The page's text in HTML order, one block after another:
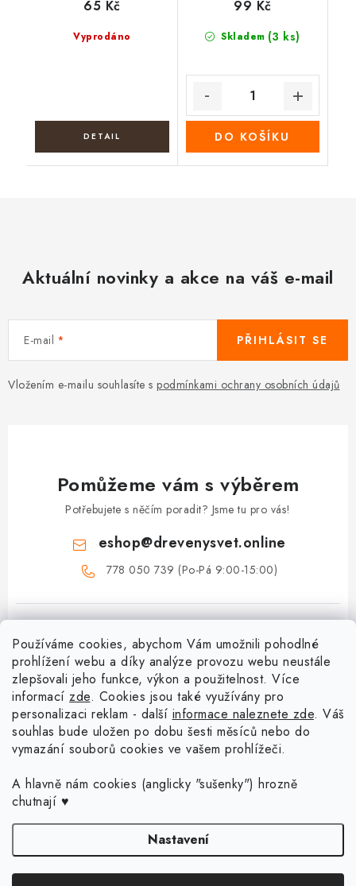
Používáme cookies, abychom Vám umožnili pohodlné
prohlížení webu a díky analýze provozu webu neustále
zlepšovali jeho funkce, výkon a použitelnost. Více
informací zde. Cookies jsou také využívány pro
personalizaci reklam - další informace naleznete zde. Váš
souhlas bude uložen po dobu šesti měsíců nebo do
vymazání souborů cookies ve vašem prohlížeči.
A hlavně nám cookies (anglicky "sušenky") hrozně
chutnají ♥
Nastavení
Vyprodáno
65 Kč
Skladem (3 ks)
99 Kč
DO KOŠÍKU
Aktuální novinky a akce na váš e-mail
E-mail
Vložením e-mailu souhlasíte s podmínkami ochrany osobních údajů
PŘIHLÁSIT SE
Pomůžeme vám s výběrem
Potřebujete s něčím poradit? Jsme tu pro vás!
eshop@drevenysvet.online
778 050 739 (Po-Pá 9:00-15:00)
Menu
Doprava a platba
Vrácení zboží a reklamace
Kontakt
Blog o háčkování a pletení
Proč se může odstín příze Woody časem změnit?
Sady pro začátečníky - Jak začít s háčkováním?
Háčkování košíků - návody
Jak háčkovat s neviditelným spojem? Nové video vám to ukáže!
Copyright 2026Dřevěný svět online. Všechna práva vyhrazena.Upravit